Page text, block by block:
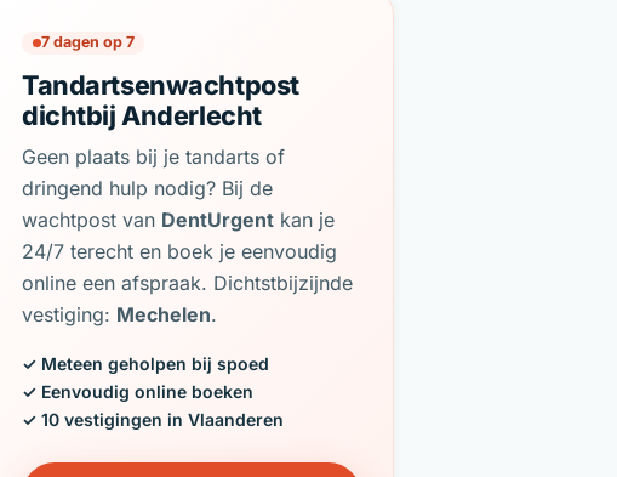
7 dagen op 7
Tandartsenwachtpost
dichtbij Anderlecht
Geen plaats bij je tandarts of
dringend hulp nodig? Bij de
wachtpost van DentUrgent kan je
24/7 terecht en boek je eenvoudig
online een afspraak. Dichtstbijzijnde
vestiging: Mechelen.
✓ Meteen geholpen bij spoed
✓ Eenvoudig online boeken
✓ 10 vestigingen in Vlaanderen